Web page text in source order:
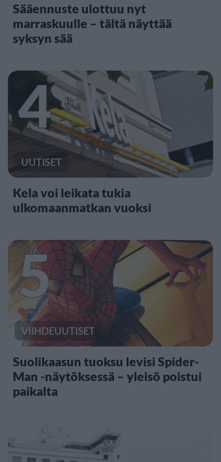
Sääennuste ulottuu nyt
marraskuulle – tältä näyttää
syksyn sää
4
UUTISET
Kela voi leikata tukia
ulkomaanmatkan vuoksi
5
VIIHDEUUTISET
Suolikaasun tuoksu levisi Spider-
Man -näytöksessä – yleisö poistui
paikalta